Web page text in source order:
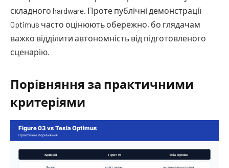
складного hardware. Проте публічні демонстрації
Optimus часто оцінюють обережно, бо глядачам
важко відділити автономність від підготовленого
сценарію.
Порівняння за практичними
критеріями